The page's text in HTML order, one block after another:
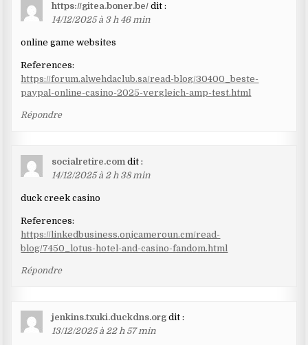
https://gitea.boner.be/ dit :
14/12/2025 à 3 h 46 min
online game websites
References:
https://forum.alwehdaclub.sa/read-blog/30400_beste-
paypal-online-casino-2025-vergleich-amp-test.html
Répondre
socialretire.com dit :
14/12/2025 à 2 h 38 min
duck creek casino
References:
https://linkedbusiness.onjcameroun.cm/read-
blog/7450_lotus-hotel-and-casino-fandom.html
Répondre
jenkins.txuki.duckdns.org dit :
13/12/2025 à 22 h 57 min